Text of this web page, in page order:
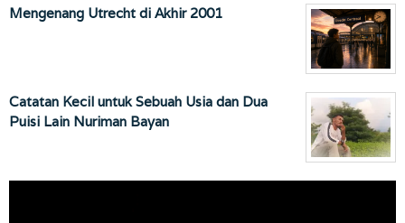
Mengenang Utrecht di Akhir 2001
Catatan Kecil untuk Sebuah Usia dan Dua
Puisi Lain Nuriman Bayan